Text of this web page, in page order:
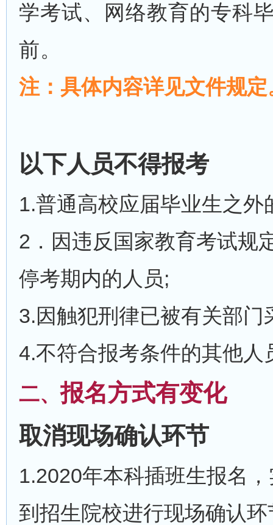
学考试、网络教育的专科
前。
注： 具体内容详见文件规定
以下人员不得报考
1.普通高校应届毕业生之
2．因违反国家教育考试规
停考期内的人员;
3.因触犯刑律已被有关部
4.不符合报考条件的其他人
二、报名方式有变化
取消现场确认环节
1.2020年本科插班生报名
到招生院校进行现场确认环